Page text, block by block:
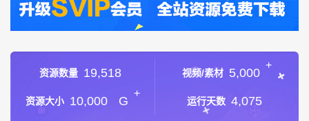
资源数量 19,518 视频/素材 5,000
+
资源大小 10,000 G
+
运行天数 4,075